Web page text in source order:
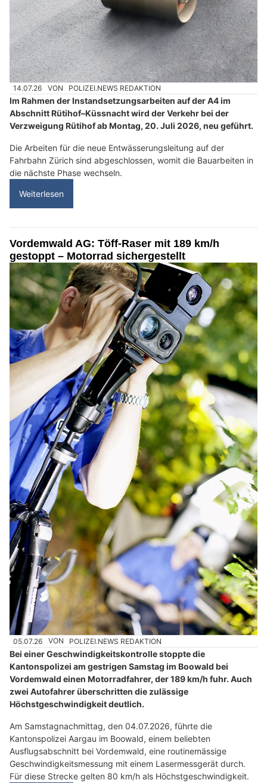
14.07.26 VON POLIZEI.NEWS REDAKTION
Im Rahmen der Instandsetzungsarbeiten auf der A4 im
Abschnitt Rütihof–Küssnacht wird der Verkehr bei der
Verzweigung Rütihof ab Montag, 20. Juli 2026, neu geführt.
Die Arbeiten für die neue Entwässerungsleitung auf der
Fahrbahn Zürich sind abgeschlossen, womit die Bauarbeiten in
die nächste Phase wechseln.
Weiterlesen
Vordemwald AG: Töff-Raser mit 189 km/h
gestoppt – Motorrad sichergestellt
05.07.26 VON POLIZEI.NEWS REDAKTION
Bei einer Geschwindigkeitskontrolle stoppte die
Kantonspolizei am gestrigen Samstag im Boowald bei
Vordemwald einen Motorradfahrer, der 189 km/h fuhr. Auch
zwei Autofahrer überschritten die zulässige
Höchstgeschwindigkeit deutlich.
Am Samstagnachmittag, den 04.07.2026, führte die
Kantonspolizei Aargau im Boowald, einem beliebten
Ausflugsabschnitt bei Vordemwald, eine routinemässige
Geschwindigkeitsmessung mit einem Lasermessgerät durch.
Für diese Strecke gelten 80 km/h als Höchstgeschwindigkeit.